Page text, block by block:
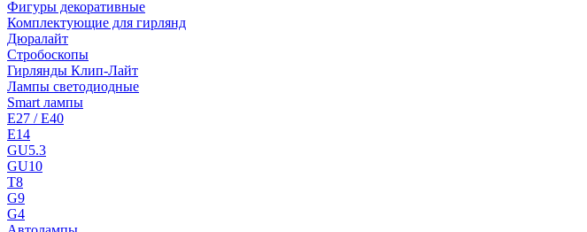
Фигуры декоративные
Комплектующие для гирлянд
Дюралайт
Стробоскопы
Гирлянды Клип-Лайт
Лампы светодиодные
Smart лампы
E27 / E40
E14
GU5.3
GU10
T8
G9
G4